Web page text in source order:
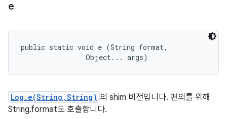
e
public static void e (String format,
                Object... args)
Log.e(String,String) 의 shim 버전입니다. 편의를 위해
String.format도 호출합니다.